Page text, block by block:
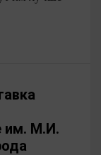
им. М.И.
года — член